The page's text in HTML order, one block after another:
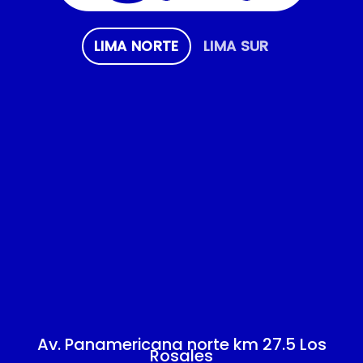
LIMA NORTE LIMA SUR
Av. Panamericana norte km 27.5 Los
Rosales